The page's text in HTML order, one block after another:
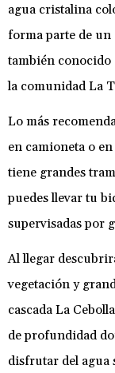
agua cristalina
forma parte de un
también conocido
la comunidad La
Lo más
en camioneta o
tiene grandes
puedes llevar tu
supervisadas por
Al llegar
vegetación y
cascada La
de profundidad
disfrutar del agua